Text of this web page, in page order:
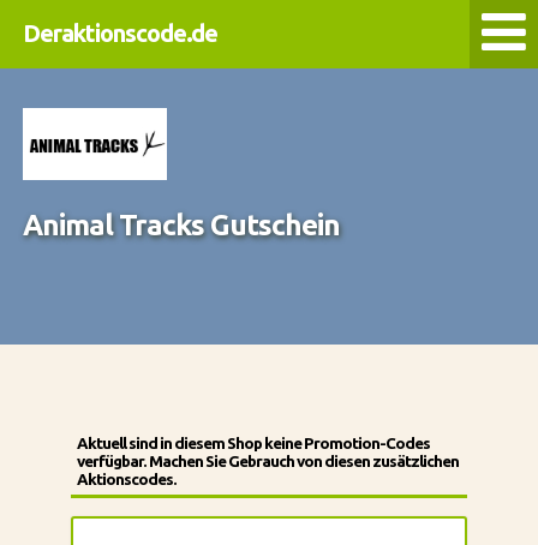
Deraktionscode.de
Animal Tracks Gutschein
Aktuell sind in diesem Shop keine Promotion-Codes
verfügbar. Machen Sie Gebrauch von diesen zusätzlichen
Aktionscodes.